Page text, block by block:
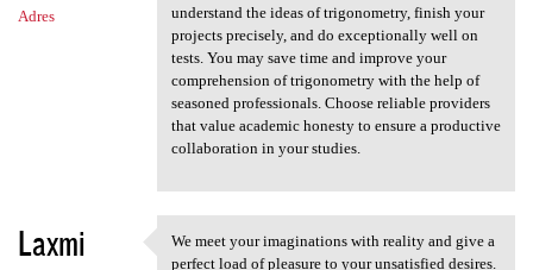
Adres
understand the ideas of trigonometry, finish your
projects precisely, and do exceptionally well on
tests. You may save time and improve your
comprehension of trigonometry with the help of
seasoned professionals. Choose reliable providers
that value academic honesty to ensure a productive
collaboration in your studies.
Laxmi We meet your imaginations
We meet your imaginations with reality and give a
perfect load of pleasure to your unsatisfied desires.